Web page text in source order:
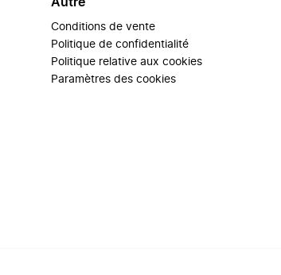
Conditions de vente
Politique de confidentialité
Politique relative aux cookies
Paramètres des cookies